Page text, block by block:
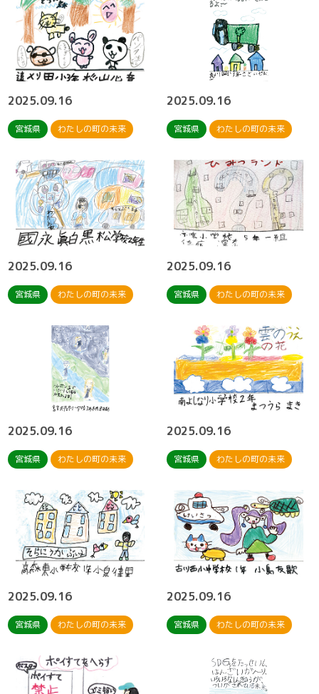
2025.09.16
宮城県 わたしの町の未来
2025.09.16
宮城県 わたしの町の未来
2025.09.16
宮城県 わたしの町の未来
2025.09.16
宮城県 わたしの町の未来
2025.09.16
宮城県 わたしの町の未来
2025.09.16
宮城県 わたしの町の未来
2025.09.16
宮城県 わたしの町の未来
2025.09.16
宮城県 わたしの町の未来